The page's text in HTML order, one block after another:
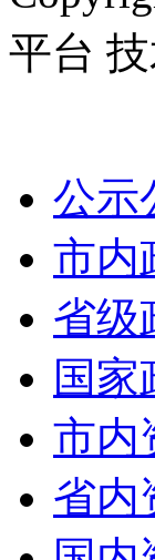
平台
公示
市内
省级
国家
市内
省内